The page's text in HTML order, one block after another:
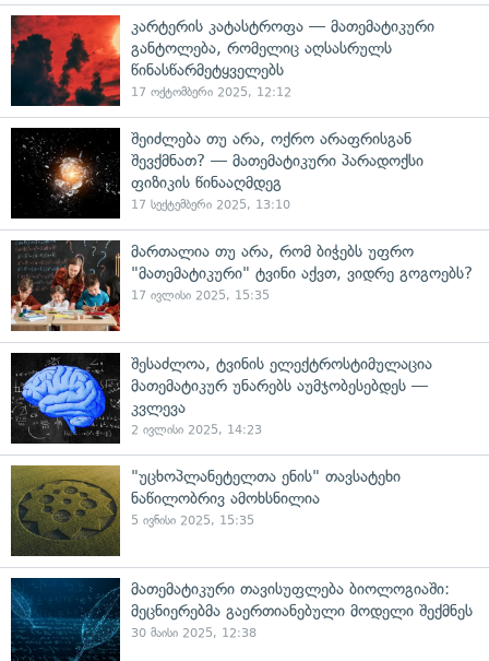
კარტერის კატასტროფა — მათემატიკური
განტოლება, რომელიც აღსასრულს
წინასწარმეტყველებს
17 ოქტომბერი 2025, 12:12
შეიძლება თუ არა, ოქრო არაფრისგან
შევქმნათ? — მათემატიკური პარადოქსი
ფიზიკის წინააღმდეგ
17 სექტემბერი 2025, 13:10
მართალია თუ არა, რომ ბიჭებს უფრო
"მათემატიკური" ტვინი აქვთ, ვიდრე გოგოებს?
17 ივლისი 2025, 15:35
შესაძლოა, ტვინის ელექტროსტიმულაცია
მათემატიკურ უნარებს აუმჯობესებდეს —
კვლევა
2 ივლისი 2025, 14:23
"უცხოპლანეტელთა ენის" თავსატეხი
ნაწილობრივ ამოხსნილია
5 ივნისი 2025, 15:35
მათემატიკური თავისუფლება ბიოლოგიაში:
მეცნიერებმა გაერთიანებული მოდელი შექმნეს
30 მაისი 2025, 12:38